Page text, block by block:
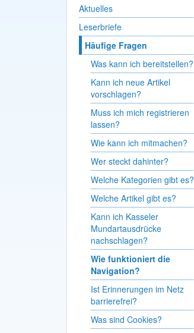
Aktuelles
Leserbriefe
Häufige Fragen
Was kann ich bereitstellen?
Kann ich neue Artikel
vorschlagen?
Muss ich mich registrieren
lassen?
Wie kann ich mitmachen?
Wer steckt dahinter?
Welche Kategorien gibt es?
Welche Artikel gibt es?
Kann ich Kasseler
Mundartausdrücke
nachschlagen?
Wie funktioniert die
Navigation?
Ist Erinnerungen im Netz
barrierefrei?
Was sind Cookies?